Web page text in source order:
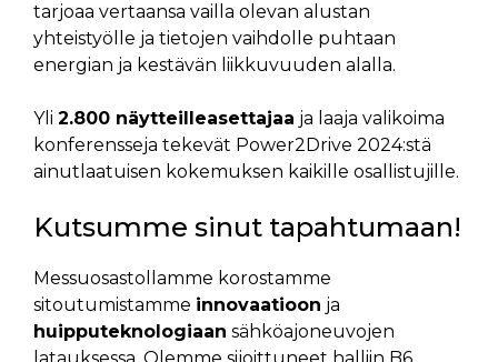
tarjoaa vertaansa vailla olevan alustan
yhteistyölle ja tietojen vaihdolle puhtaan
energian ja kestävän liikkuvuuden alalla.
Yli 2.800 näytteilleasettajaa ja laaja valikoima
konferensseja tekevät Power2Drive 2024:stä
ainutlaatuisen kokemuksen kaikille osallistujille.
Kutsumme sinut tapahtumaan!
Messuosastollamme korostamme
sitoutumistamme innovaatioon ja
huipputeknologiaan sähköajoneuvojen